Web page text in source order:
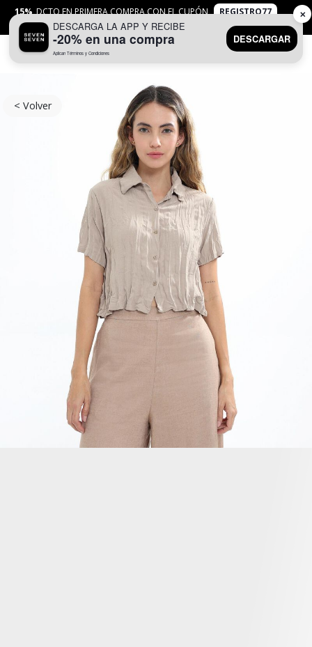
15% DCTO EN PRIMERA COMPRA CON EL CUPÓN
REGISTRO77
APLICANTYC
< Volver
DESCARGA LA APP Y RECIBE
-20% en una compra
Aplican Términos y Condiciones
DESCARGAR
✕